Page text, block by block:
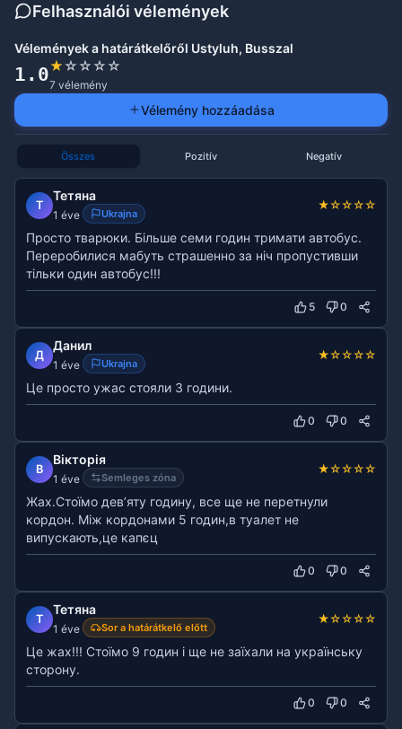
Felhasználói vélemények
Vélemények a határátkelőről Ustyluh, Busszal
1.0★☆☆☆☆
7 vélemény
Vélemény hozzáadása
Összes Pozitív Negatív
Т
Тетяна
1 éve Ukrajna
★☆☆☆☆
Просто тварюки. Більше семи годин тримати автобус.
Переробилися мабуть страшенно за ніч пропустивши
тільки один автобус!!!
5 0
Д
Данил
1 éve Ukrajna
★☆☆☆☆
Це просто ужас стояли 3 години.
0 0
В
Вікторія
1 éve Semleges zóna
★☆☆☆☆
Жах.Стоїмо девʼяту годину, все ще не перетнули
кордон. Між кордонами 5 годин,в туалет не
випускають,це капєц
0 0
Т
Тетяна
1 éve Sor a határátkelő előtt
★☆☆☆☆
Це жах!!! Стоїмо 9 годин і ще не заїхали на українську
сторону.
0 0